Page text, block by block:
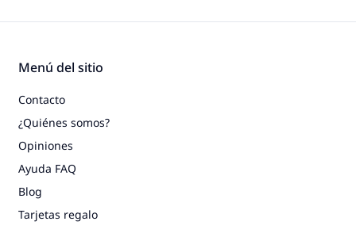
Menú del sitio
Contacto
¿Quiénes somos?
Opiniones
Ayuda FAQ
Blog
Tarjetas regalo